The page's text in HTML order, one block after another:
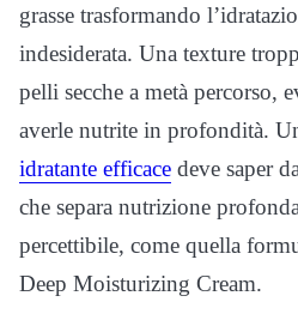
grasse trasformando
indesiderata. Una texture
pelli secche a metà percorso,
averle nutrite in profondità.
idratante efficace deve saper
che separa nutrizione
percettibile, come quella
Deep Moisturizing Cream.